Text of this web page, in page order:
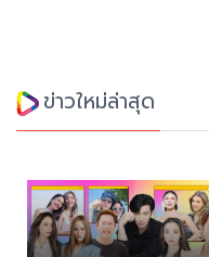
ข่าวใหม่ล่าสุด